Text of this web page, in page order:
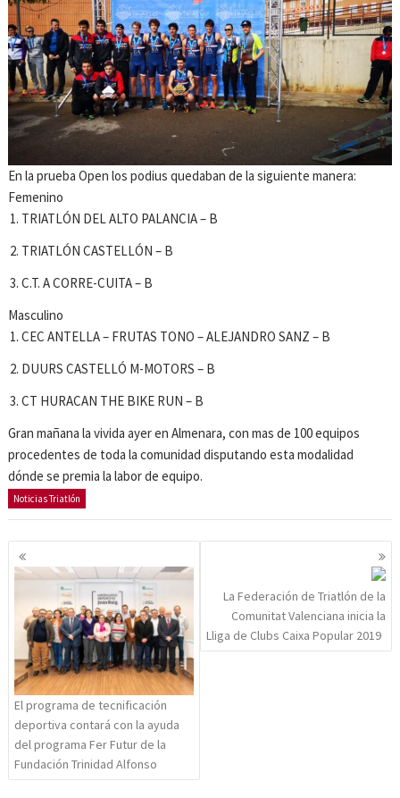
En la prueba Open los podius quedaban de la siguiente manera:
Femenino
TRIATLÓN DEL ALTO PALANCIA – B
TRIATLÓN CASTELLÓN – B
C.T. A CORRE-CUITA – B
Masculino
CEC ANTELLA – FRUTAS TONO – ALEJANDRO SANZ – B
DUURS CASTELLÓ M-MOTORS – B
CT HURACAN THE BIKE RUN – B
Gran mañana la vivida ayer en Almenara, con mas de 100 equipos
procedentes de toda la comunidad disputando esta modalidad
dónde se premia la labor de equipo.
Noticias Triatlón
Navegación
de
entradas
El programa de tecnificación
deportiva contará con la ayuda
del programa Fer Futur de la
Fundación Trinidad Alfonso
La Federación de Triatlón de la
Comunitat Valenciana inicia la
Lliga de Clubs Caixa Popular 2019